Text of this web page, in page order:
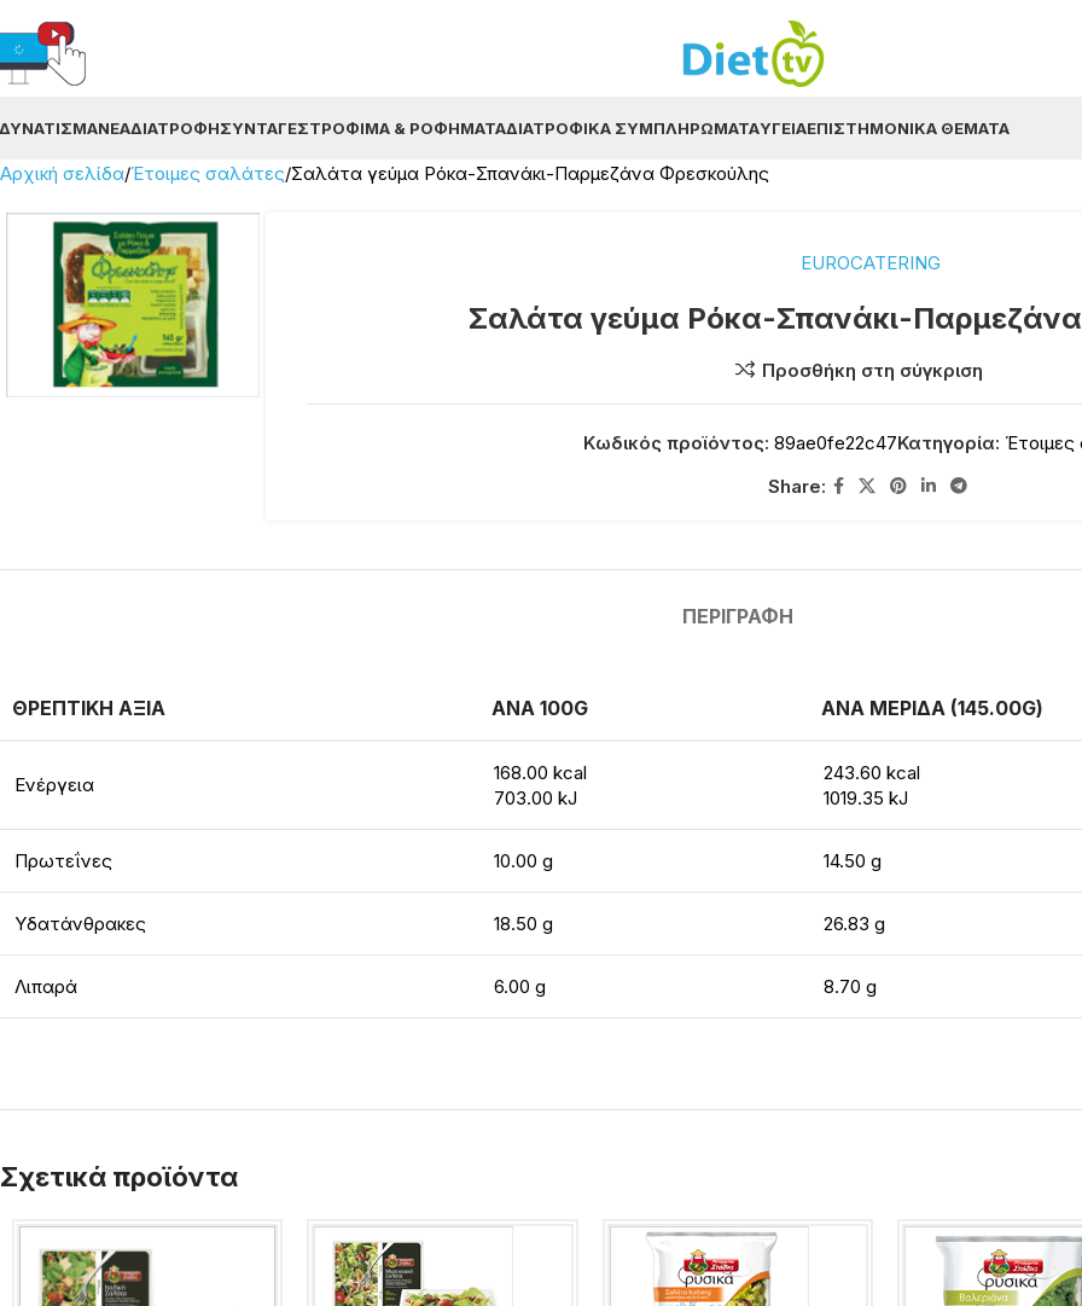
ΝΈΑΔΙΑΤΡΟΦΉΣΥΝΤΑΓΈΣΤΡΌΦΙΜΑ & ΡΟΦΉΜΑΤΑΔΙΑΤΡΟΦΙΚΆ ΣΥΜΠΛΗΡΏΜΑΤΑΥΓΕΊΑΕΠΙΣΤΗΜΟΝΙΚΆ ΘΈΜΑΤΑ
Αρχική σελίδα Έτοιμες σαλάτες Σαλάτα γεύμα Ρόκα-Σπανάκι-Παρμεζάνα Φρεσκούλης
EUROCATERING
Σαλάτα γεύμα Ρόκα-Σπανάκι-
Προσθήκη στη σύγκριση
Κωδικός προϊόντος: 89ae0fe22c47Κατηγορία:
Share:
ΠΕΡΙΓΡΑΦΉ
ΘΡΕΠΤΙΚΗ ΑΞΙΑ ΑΝΑ 100G ΑΝΑ ΜΕΡΙΔΑ (145.00G)
Ενέργεια
168.00 kcal
703.00 kJ
243.60 kcal
1019.35 kJ
Πρωτεΐνες 10.00 g 14.50 g
Υδατάνθρακες 18.50 g 26.83 g
Λιπαρά 6.00 g 8.70 g
Σχετικά προϊόντα